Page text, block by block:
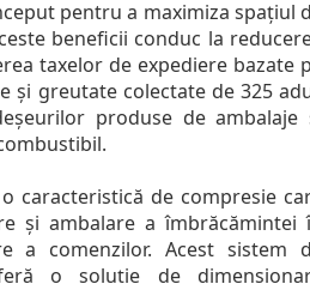
pentru a maximiza spațiul
beneficii conduc la
taxelor de expediere bazate
și greutate colectate de 325
produse de ambalaje
caracteristică de compresie
și ambalare a îmbrăcămintei
a comenzilor. Acest sistem
o soluție de